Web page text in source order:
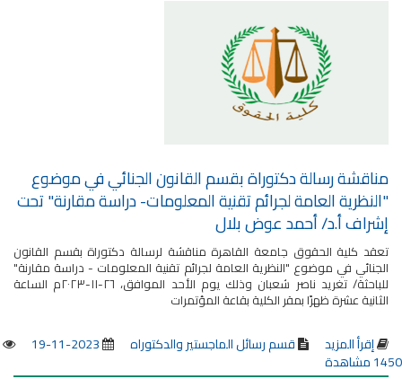
مناقشة رسالة دكتوراة بقسم القانون الجنائي في موضوع
"النظرية العامة لجرائم تقنية المعلومات- دراسة مقارنة" تحت
إشراف أ.د/ أحمد عوض بلال
تعقد كلية الحقوق جامعة القاهرة مناقشة لرسالة دكتوراة بقسم القانون
الجنائي في موضوع "النظرية العامة لجرائم تقنية المعلومات - دراسة مقارنة"
للباحثة/ تغريد ناصر شعبان وذلك يوم الأحد الموافق، ٢٦-١١-٢٠٢٣م الساعة
الثانية عشرة ظهرًا بمقر الكلية بقاعة المؤتمرات
إقرأ المزيد قسم رسائل الماجستير والدكتوراه 2023-11-19
1450 مشاهدة